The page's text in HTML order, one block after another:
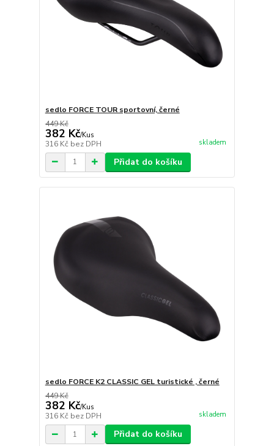
sedlo FORCE TOUR sportovní, černé
449 Kč
382 Kč/Kus
316 Kč bez DPH skladem
Přidat do košíku
sedlo FORCE K2 CLASSIC GEL turistické , černé
449 Kč
382 Kč/Kus
316 Kč bez DPH skladem
Přidat do košíku